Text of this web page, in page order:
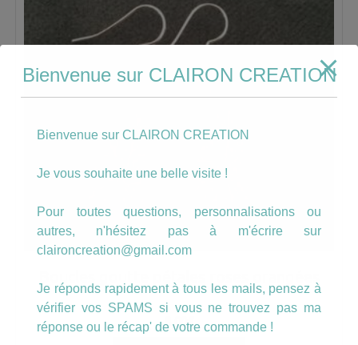
8.00€
Bienvenue sur CLAIRON CREATION
Bienvenue sur CLAIRON CREATION
Je vous souhaite une belle visite !
Pour toutes questions, personnalisations ou
autres, n'hésitez pas à m'écrire sur
claironcreation@gmail.com
Je réponds rapidement à tous les mails, pensez à
vérifier vos SPAMS si vous ne trouvez pas ma
réponse ou le récap' de votre commande !